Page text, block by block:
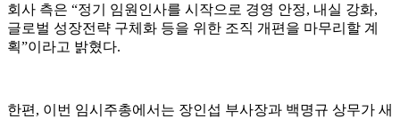
회사 측은 “정기 임원인사를 시작으로 경영 안정, 내실 강화,
글로벌 성장전략 구체화 등을 위한 조직 개편을 마무리할 계
획”이라고 밝혔다.
한편, 이번 임시주총에서는 장인섭 부사장과 백명규 상무가 새